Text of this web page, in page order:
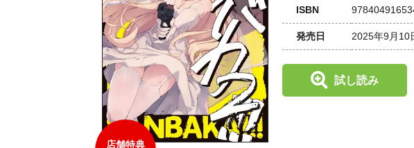
店舗特典
ISBN
発売日 2025年9月10
試し読み